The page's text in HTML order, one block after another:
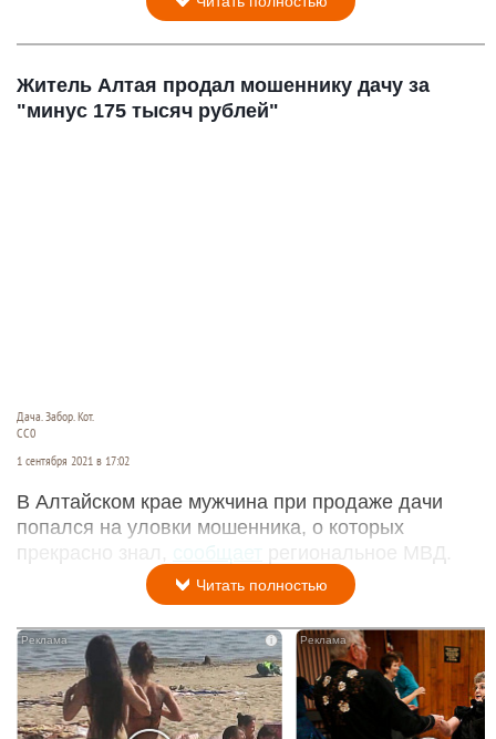
Житель Алтая продал мошеннику дачу за
"минус 175 тысяч рублей"
Дача. Забор. Кот.
СС0
1 сентября 2021 в 17:02
В Алтайском крае мужчина при продаже дачи
попался на уловки мошенника, о которых
прекрасно знал,
сообщает региональное МВД.
Читать полностью
i